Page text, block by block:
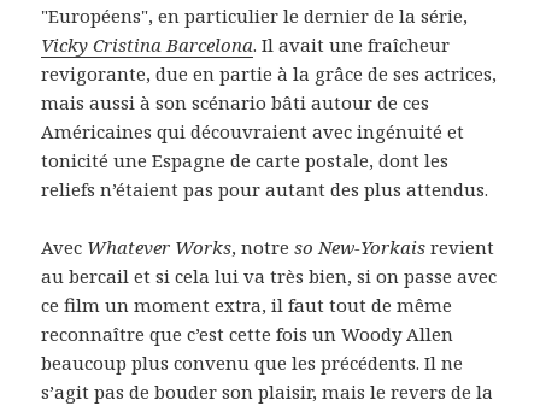
"Européens", en particulier le dernier de la série,
Vicky Cristina Barcelona. Il avait une fraîcheur
revigorante, due en partie à la grâce de ses actrices,
mais aussi à son scénario bâti autour de ces
Américaines qui découvraient avec ingénuité et
tonicité une Espagne de carte postale, dont les
reliefs n’étaient pas pour autant des plus attendus.
Avec Whatever Works, notreso New-Yorkais revient
au bercail et si cela lui va très bien, si on passe avec
ce film un moment extra, il faut tout de même
reconnaître que c’est cette fois un Woody Allen
beaucoup plus convenu que les précédents. Il ne
s’agit pas de bouder son plaisir, mais le revers de la